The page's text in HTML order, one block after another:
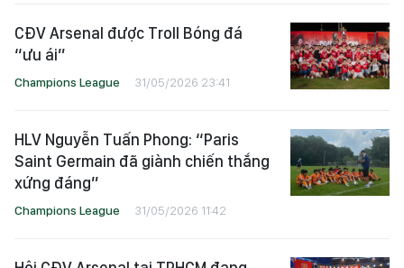
CĐV Arsenal được Troll Bóng đá
“ưu ái”
Champions League 31/05/2026 23:41
HLV Nguyễn Tuấn Phong: “Paris
Saint Germain đã giành chiến thắng
xứng đáng”
Champions League 31/05/2026 11:42